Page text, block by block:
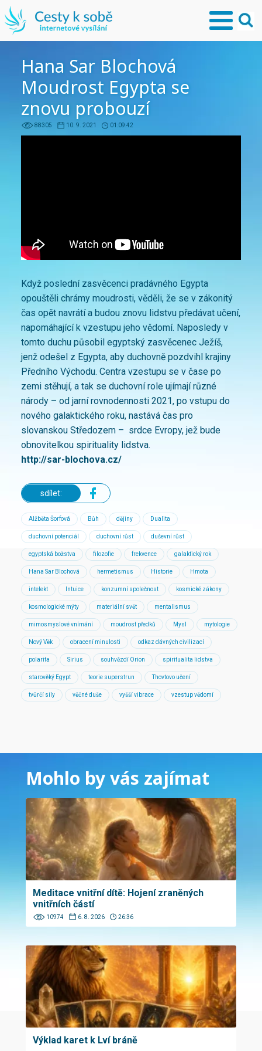
Hana Sar Blochová
Moudrost Egypta se
znovu probouzí
88305 10. 9. 2021 01:09:42
Když poslední zasvěcenci pradávného Egypta
opouštěli chrámy moudrosti, věděli, že se v zákonitý
čas opět navrátí a budou znovu lidstvu předávat učení,
napomáhající k vzestupu jeho vědomí. Naposledy v
tomto duchu působil egyptský zasvěcenec Ježíš,
jenž odešel z Egypta, aby duchovně pozdvihl krajiny
Předního Východu. Centra vzestupu se v čase po
zemi stěhují, a tak se duchovní role ujímají různé
národy – od jarní rovnodennosti 2021, po vstupu do
nového galaktického roku, nastává čas pro
slovanskou Středozem – srdce Evropy, jež bude
obnovitelkou spirituality lidstva.
http://sar-blochova.cz/
sdílet:
Alžběta Šorfová Bůh dějiny Dualita
duchovní potenciál duchovní růst duševní růst
egyptská božstva filozofie frekvence galaktický rok
Hana Sar Blochová hermetismus Historie Hmota
intelekt Intuice konzumní společnost kosmické zákony
kosmologické mýty materiální svět mentalismus
mimosmyslové vnímání moudrost předků Mysl mytologie
Nový Věk obracení minulosti odkaz dávných civilizací
polarita Sirius souhvězdí Orion spiritualita lidstva
starověký Egypt teorie superstrun Thovtovo učení
tvůrčí síly věčné duše vyšší vibrace vzestup vědomí
Mohlo by vás zajímat
Meditace vnitřní dítě: Hojení zraněných
vnitřních částí
10974 6. 8. 2026 26:36
Výklad karet k Lví bráně